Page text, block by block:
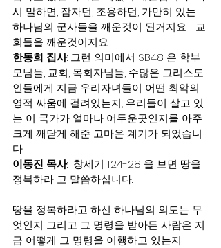
시 말하면, 잠자던, 조용하던, 가만히 있는
하나님의 군사들을 깨운것이 된거지요.   교
회들을 깨운것이지요
한동희 집사: 그런 의미에서 SB48 은 학부
모님들, 교회, 목회자님들, 수많은 그리스도
인들에게 지금 우리자녀들이 어떤 최악의
영적 싸움에 걸려있는지, 우리들이 살고 있
는 이 국가가 얼마나 어두운곳인지를 아주
크게 깨닫게 해준 고마운 계기가 되었습니
다.
이동진 목사:  창세기 1:24-28 을 보면 땅을
정복하라 고 말씀하십니다.
땅을 정복하라고 하신 하나님의 의도는 무
엇인지 그리고 그 명령을 받아든 사람은 지
금 어떻게 그 명령을 이행하고 있는지…